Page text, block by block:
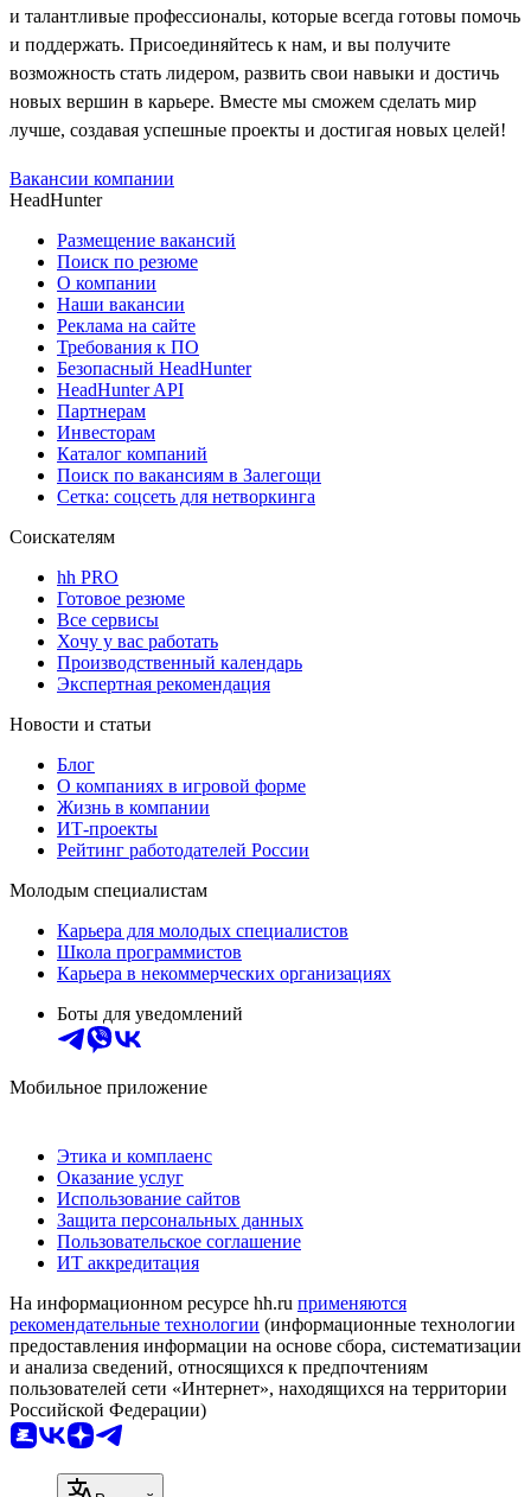
и талантливые профессионалы, которые всегда готовы помочь
и поддержать. Присоединяйтесь к нам, и вы получите
возможность стать лидером, развить свои навыки и достичь
новых вершин в карьере. Вместе мы сможем сделать мир
лучше, создавая успешные проекты и достигая новых целей!
Вакансии компании
HeadHunter
Размещение вакансий
Поиск по резюме
О компании
Наши вакансии
Реклама на сайте
Требования к ПО
Безопасный HeadHunter
HeadHunter API
Партнерам
Инвесторам
Каталог компаний
Поиск по вакансиям в Залегощи
Сетка: соцсеть для нетворкинга
Соискателям
hh PRO
Готовое резюме
Все сервисы
Хочу у вас работать
Производственный календарь
Экспертная рекомендация
Новости и статьи
Блог
О компаниях в игровой форме
Жизнь в компании
ИТ-проекты
Рейтинг работодателей России
Молодым специалистам
Карьера для молодых специалистов
Школа программистов
Карьера в некоммерческих организациях
Боты для уведомлений
Мобильное приложение
Этика и комплаенс
Оказание услуг
Использование сайтов
Защита персональных данных
Пользовательское соглашение
ИТ аккредитация
На информационном ресурсе hh.ru применяются
рекомендательные технологии (информационные технологии
предоставления информации на основе сбора, систематизации
и анализа сведений, относящихся к предпочтениям
пользователей сети «Интернет», находящихся на территории
Российской Федерации)